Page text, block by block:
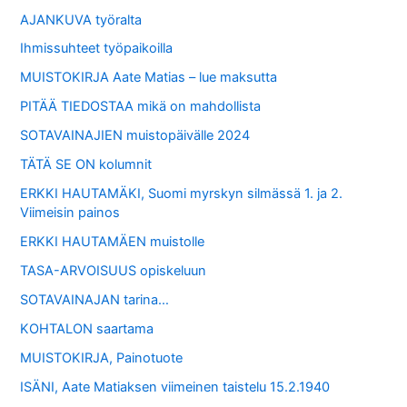
AJANKUVA työralta
Ihmissuhteet työpaikoilla
MUISTOKIRJA Aate Matias – lue maksutta
PITÄÄ TIEDOSTAA mikä on mahdollista
SOTAVAINAJIEN muistopäivälle 2024
TÄTÄ SE ON kolumnit
ERKKI HAUTAMÄKI, Suomi myrskyn silmässä 1. ja 2.
Viimeisin painos
ERKKI HAUTAMÄEN muistolle
TASA-ARVOISUUS opiskeluun
SOTAVAINAJAN tarina…
KOHTALON saartama
MUISTOKIRJA, Painotuote
ISÄNI, Aate Matiaksen viimeinen taistelu 15.2.1940